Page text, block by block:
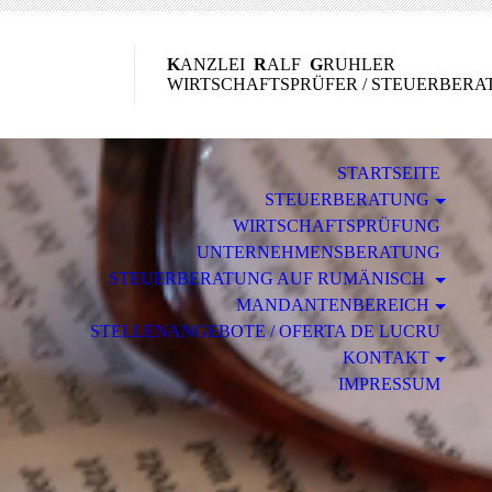
KANZLEI RALF GRUHLER
WIRTSCHAFTSPRÜFER /
STARTSEITE
STEUERBERATUNG
WIRTSCHAFTSPRÜFUNG
UNTERNEHMENSBERATUNG
STEUERBERATUNG AUF RUMÄNISCH
MANDANTENBEREICH
STELLENANGEBOTE / OFERTA DE LUCRU
KONTAKT
IMPRESSUM